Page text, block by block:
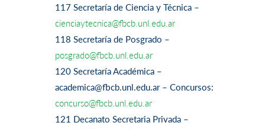
117 Secretaría de Ciencia y Técnica –
cienciaytecnica@fbcb.unl.edu.ar
118 Secretaría de Posgrado –
posgrado@fbcb.unl.edu.ar
120 Secretaría Académica –
academica@fbcb.unl.edu.ar – Concursos:
concurso@fbcb.unl.edu.ar
121 Decanato Secretaria Privada –